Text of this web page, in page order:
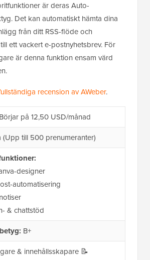
är deras Auto-
Det kan automatiskt hämta dina
från ditt RSS-flöde och
ett vackert e-postnyhetsbrev. För
är denna funktion ensam värd
recension av AWeber.
Börjar på 12,50 USD/månad
(Upp till 500 prenumeranter)
designer
automatisering
& chattstöd
B+
& innehållsskapare 📝